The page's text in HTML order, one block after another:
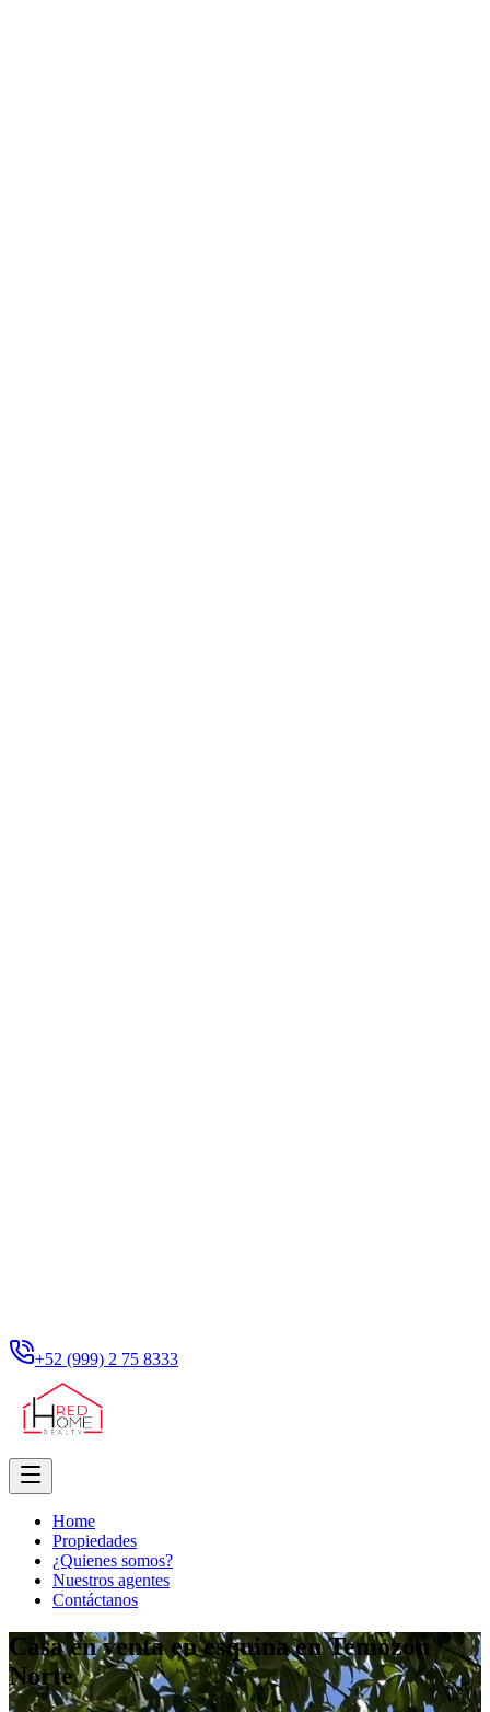
+52 (999) 2 75 8333
Home
Propiedades
¿Quienes somos?
Nuestros agentes
Contáctanos
Casa en venta en esquina en Temozón
Norte